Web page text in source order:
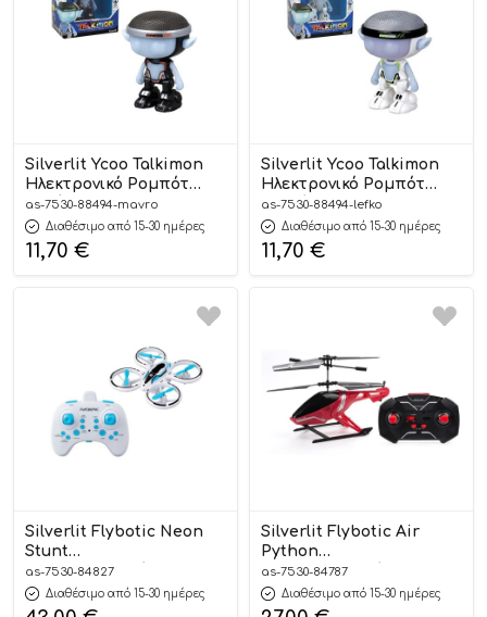
Silverlit Ycoo Talkimon
Ηλεκτρονικό Ρομπότ
Μαύρο 3+ – As Company
as-7530-88494-mavro
Διαθέσιμο από 15-30 ημέρες
11,70 €
Silverlit Ycoo Talkimon
Ηλεκτρονικό Ρομπότ
Λευκό 3+ – As Company
as-7530-88494-lefko
Διαθέσιμο από 15-30 ημέρες
11,70 €
Silverlit Flybotic Neon
Stunt
Τηλεκατευθυνόμενο
Drone 8+ – As Company
as-7530-84827
Διαθέσιμο από 15-30 ημέρες
Silverlit Flybotic Air
Python
Τηλεκατευθυνόμενο
Ελικόπτερο Κόκκινο 10+
7530-84787# – As
as-7530-84787
Διαθέσιμο από 15-30 ημέρες